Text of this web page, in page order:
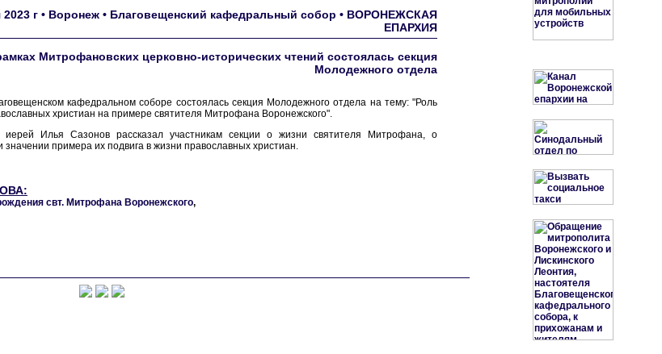
2023 г • Воронеж • Благовещенский кафедральный собор • ВОРОНЕЖСКАЯ
ЕПАРХИЯ
Митрофановских церковно-исторических чтений состоялась секция
Молодежного отдела
кафедральном соборе состоялась секция Молодежного отдела на тему: "Роль
христиан на примере святителя Митрофана Воронежского".
иерей Илья Сазонов рассказал участникам секции о жизни святителя Митрофана, о
значении примера их подвига в жизни православных христиан.
свт. Митрофана Воронежского,